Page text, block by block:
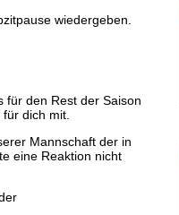
wiedergeben.
für den Rest der Saison
dich mit.
Mannschaft der in
eine Reaktion nicht